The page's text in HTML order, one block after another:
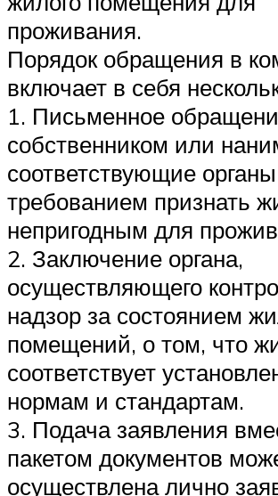
проживания.
Порядок обращения в
включает в себя
1. Письменное
собственником или
соответствующие
требованием признать
непригодным для
2. Заключение органа,
осуществляющего
надзор за состоянием
помещений, о том, что
соответствует
нормам и стандартам.
3. Подача заявления
пакетом документов
осуществлена лично